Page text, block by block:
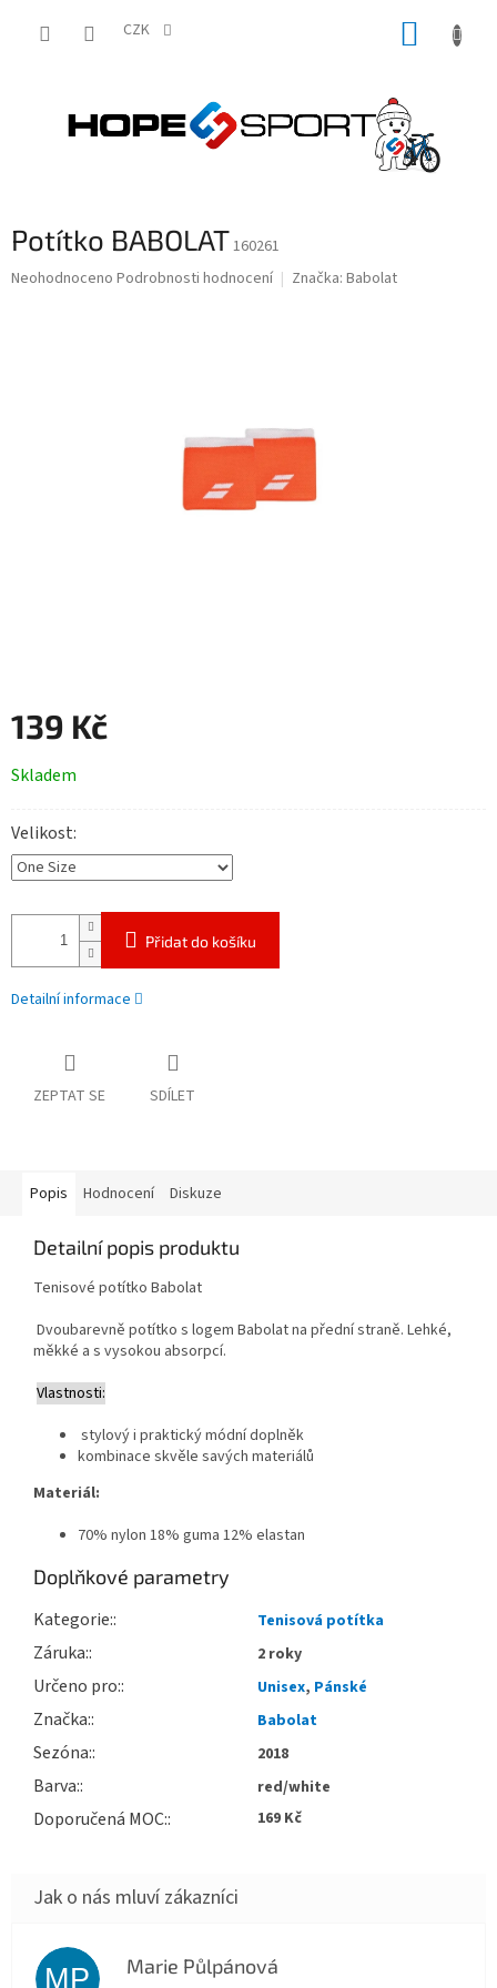
CZK
Potítko BABOLAT160261
Průměrné
Neohodnoceno Podrobnosti hodnocení Značka: Babolat
139 Kč
cena:
Skladem
Velikost
Přidat do košíku
Detailní informace
ZEPTAT SE SDÍLET
Popis Hodnocení Diskuze
Detailní popis produktu
Tenisové potítko Babolat
Dvoubarevně potítko s logem Babolat na přední straně. Lehké,
měkké a s vysokou absorpcí.
Vlastnosti:
stylový i praktický módní doplněk
kombinace skvěle savých materiálů
Materiál:
70% nylon 18% guma 12% elastan
Doplňkové parametry
Kategorie: Tenisová potítka
Záruka: 2 roky
Určeno pro: Unisex, Pánské
Značka: Babolat
Sezóna: 2018
Barva: red/white
Doporučená MOC: 169 Kč
MP Marie Půlpánová